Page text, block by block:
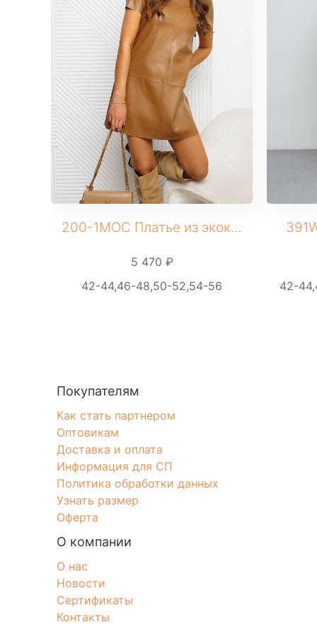
Футболки
ДЕТСКОЕ
Для подростков
Костюмы
Футболки
Брюки
Майки
200-1MOC Платье из экокожи
5 470 ₽
42-44,46-48,50-52,54-56
42-
Покупателям
Как стать партнером
Оптовикам
Доставка и оплата
Информация для СП
Политика обработки данных
Узнать размер
Оферта
О компании
О нас
Новости
Сертификаты
Контакты